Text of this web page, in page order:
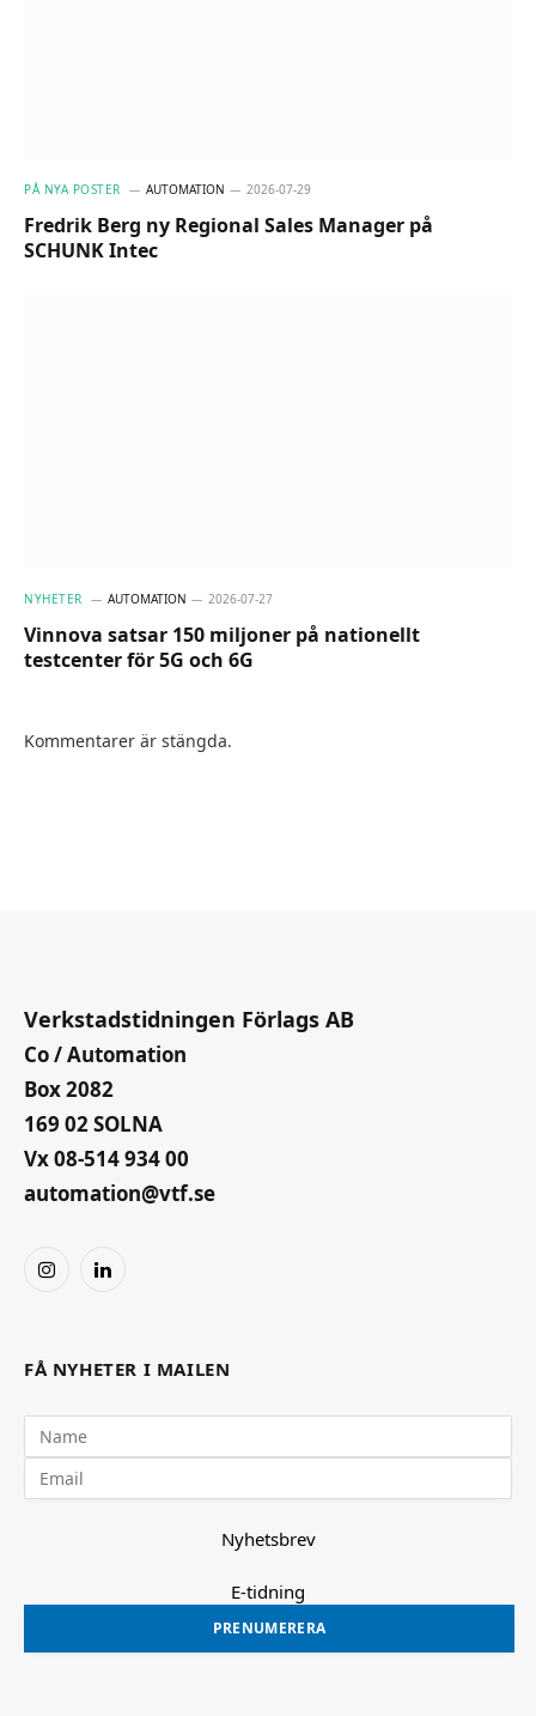
PÅ NYA POSTER AUTOMATION 2026-07-29
Fredrik Berg ny Regional Sales Manager på
SCHUNK Intec
NYHETER AUTOMATION 2026-07-27
Vinnova satsar 150 miljoner på nationellt
testcenter för 5G och 6G
Kommentarer är stängda.
Verkstadstidningen Förlags AB
Co / Automation
Box 2082
169 02 SOLNA
Vx 08-514 934 00
automation@vtf.se
InstagramLinkedIn
FÅ NYHETER I MAILEN
Nyhetsbrev
E-tidning
PRENUMERERA